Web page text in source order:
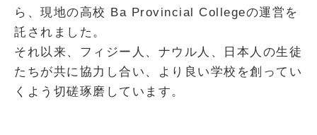
ら、現地の高校 Ba Provincial Collegeの運営を
託されました。
それ以来、フィジー人、ナウル人、日本人の生徒
たちが共に協力し合い、より良い学校を創ってい
くよう切磋琢磨しています。